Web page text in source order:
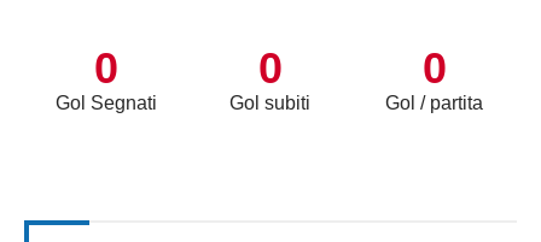
0
Gol Segnati
0
Gol subiti
0
Gol / partita